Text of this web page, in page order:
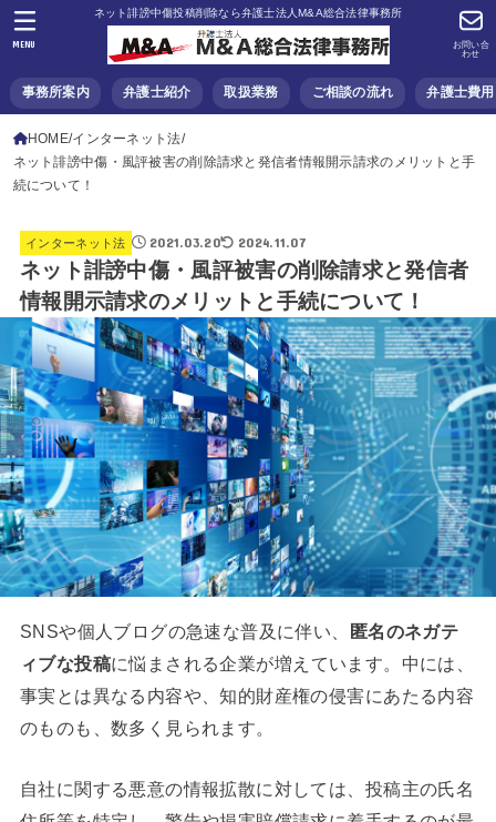
ネット誹謗中傷投稿削除なら弁護士法人M&A総合法律事務所
事務所案内 弁護士紹介 取扱業務 ご相談の流れ 弁護士費用
お問い合
わせ
MENU
HOME インターネット法
ネット誹謗中傷・風評被害の削除請求と発信者情報開示請求のメリットと手
続について！
インターネット法 2021.03.20 2024.11.07
ネット誹謗中傷・風評被害の削除請求と発信者
情報開示請求のメリットと手続について！
SNSや個人ブログの急速な普及に伴い、
匿名のネガテ
ィブな投稿に悩まされる企業が増えています。中には、
事実とは異なる内容や、知的財産権の侵害にあたる内容
のものも、数多く見られます。
自社に関する悪意の情報拡散に対しては、投稿主の氏名